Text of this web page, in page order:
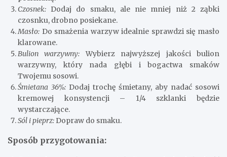
Czosnek: Dodaj do smaku, ale nie mniej niż 2 ząbki
czosnku, drobno posiekane.
Masło: Do smażenia warzyw idealnie sprawdzi się masło
klarowane.
Bulion warzywny: Wybierz najwyższej jakości bulion
warzywny, który nada głębi i bogactwa smaków
Twojemu sosowi.
Śmietana 36%: Dodaj trochę śmietany, aby nadać sosowi
kremowej konsystencji – 1/4 szklanki będzie
wystarczające.
Sól i pieprz:Dopraw do smaku.
Sposób przygotowania: